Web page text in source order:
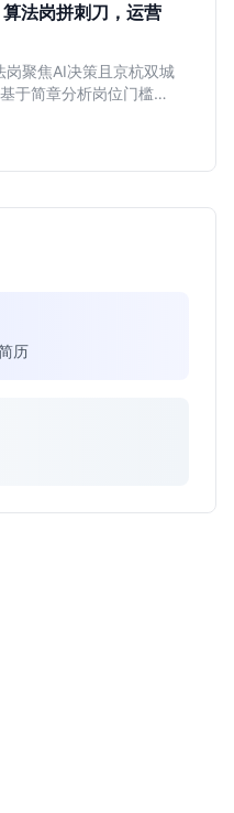
法岗拼刺刀，运营
聚焦AI决策且京杭双城
于简章分析岗位门槛、
判断是否值得投递。
历